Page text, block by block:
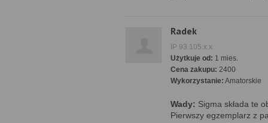
Radek
IP 93.105.x.x
Użytkuje od: 1 mies.
Cena zakupu: 2400
Wykorzystanie: Amatorskie
Wady: Sigma składa te
Pierwszy egzemplarz z